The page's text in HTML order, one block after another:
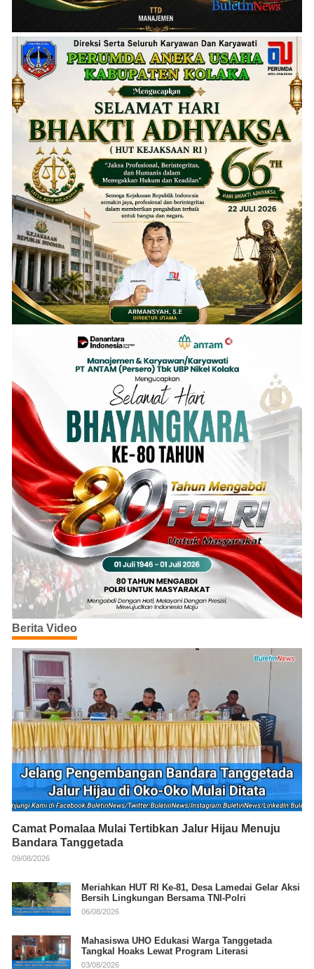
Berita Video
Camat Pomalaa Mulai Tertibkan Jalur Hijau Menuju
Bandara Tanggetada
09/08/2026
Meriahkan HUT RI Ke-81, Desa Lamedai Gelar Aksi
Bersih Lingkungan Bersama TNI-Polri
06/08/2026
Mahasiswa UHO Edukasi Warga Tanggetada
Tangkal Hoaks Lewat Program Literasi
03/08/2026